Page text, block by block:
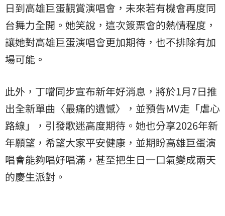
日到高雄巨蛋觀賞演唱會，未來若有機會再度同
台舞力全開。她笑說，這次簽票會的熱情程度，
讓她對高雄巨蛋演唱會更加期待，也不排除有加
場可能。
此外，丁噹同步宣布新年好消息，將於1月7日推
出全新單曲〈最痛的遺憾〉，並預告MV走「虐心
路線」，引發歌迷高度期待。她也分享2026年新
年願望，希望大家平安健康，並期盼高雄巨蛋演
唱會能夠唱好唱滿，甚至把生日一口氣變成兩天
的慶生派對。